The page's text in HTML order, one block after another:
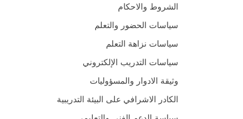
الشروط والاحكام
سياسات الحضور والتعلم
سياسات نزاهة التعلم
سياسات التدريب الإلكتروني
وثيقة الادوار والمسؤوليات
الكادر الاشرافي على البيئة التدريبية